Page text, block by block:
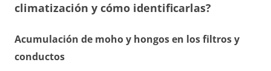
climatización y cómo identificarlas?
Acumulación de moho y hongos en los filtros y
conductos